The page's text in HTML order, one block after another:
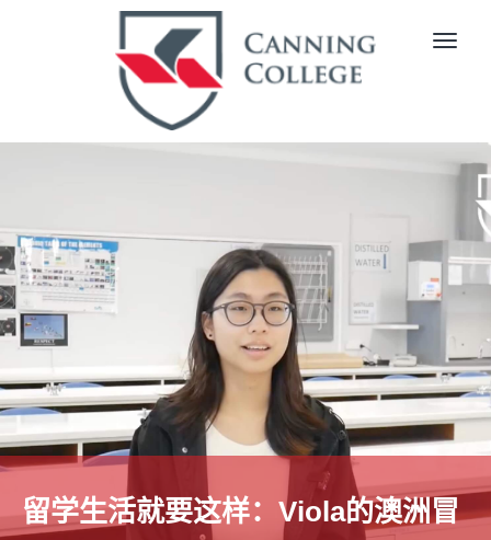
留学生活就要这样：Viola的澳洲冒